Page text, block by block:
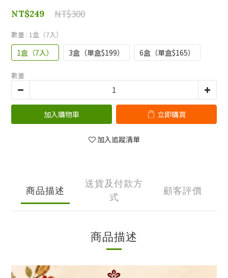
NT$300
NT$249
數量 : 1盒（7入）
1盒（7入） 3盒（單盒$199） 6盒（單盒$165）
數量
加入購物車 立即購買
加入追蹤清單
商品描述
送貨及付款方
式
顧客評價
商品描述